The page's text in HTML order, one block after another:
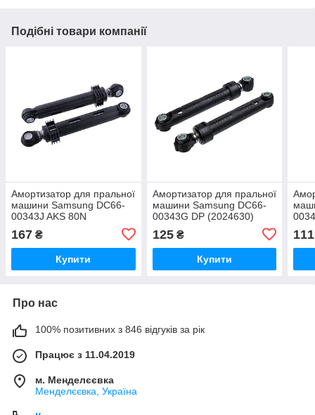
Подібні товари компанії
Амортизатор для пральної
машини Samsung DC66-
00343J AKS 80N
167 ₴
Купити
Амортизатор для пральної
машини Samsung DC66-
00343G DP (2024630)
125₴
Купити
111
Про нас
100% позитивних з 846 відгуків за рік
Працює з 11.04.2019
м. Менделєєвка
Менделєєвка, Україна